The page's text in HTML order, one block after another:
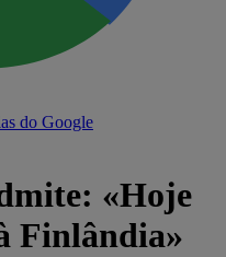
do Google
«Hoje
Finlândia»